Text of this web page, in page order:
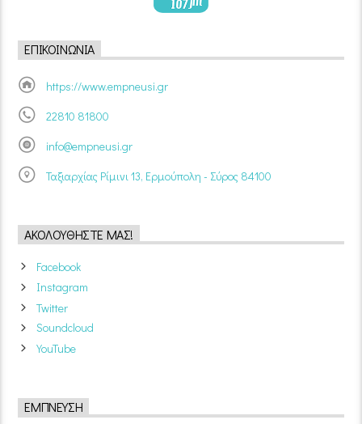
ΕΠΙΚΟΙΝΩΝΊΑ
https://www.empneusi.gr
22810 81800
info@empneusi.gr
Ταξιαρχίας Ρίμινι 13, Ερμούπολη - Σύρος 84100
ΑΚΟΛΟΥΘΉΣΤΕ ΜΑΣ!
Facebook
Instagram
Twitter
Soundcloud
YouTube
ΈΜΠΝΕΥΣΗ